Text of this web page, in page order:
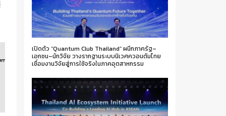
เปิดตัว “Quantum Club Thailand” ผนึกภาครัฐ–
เอกชน–นักวิจัย วางรากฐานระบบนิเวศควอนตัมไทย
เชื่อมงานวิจัยสู่การใช้จริงในภาคอุตสาหกรรม